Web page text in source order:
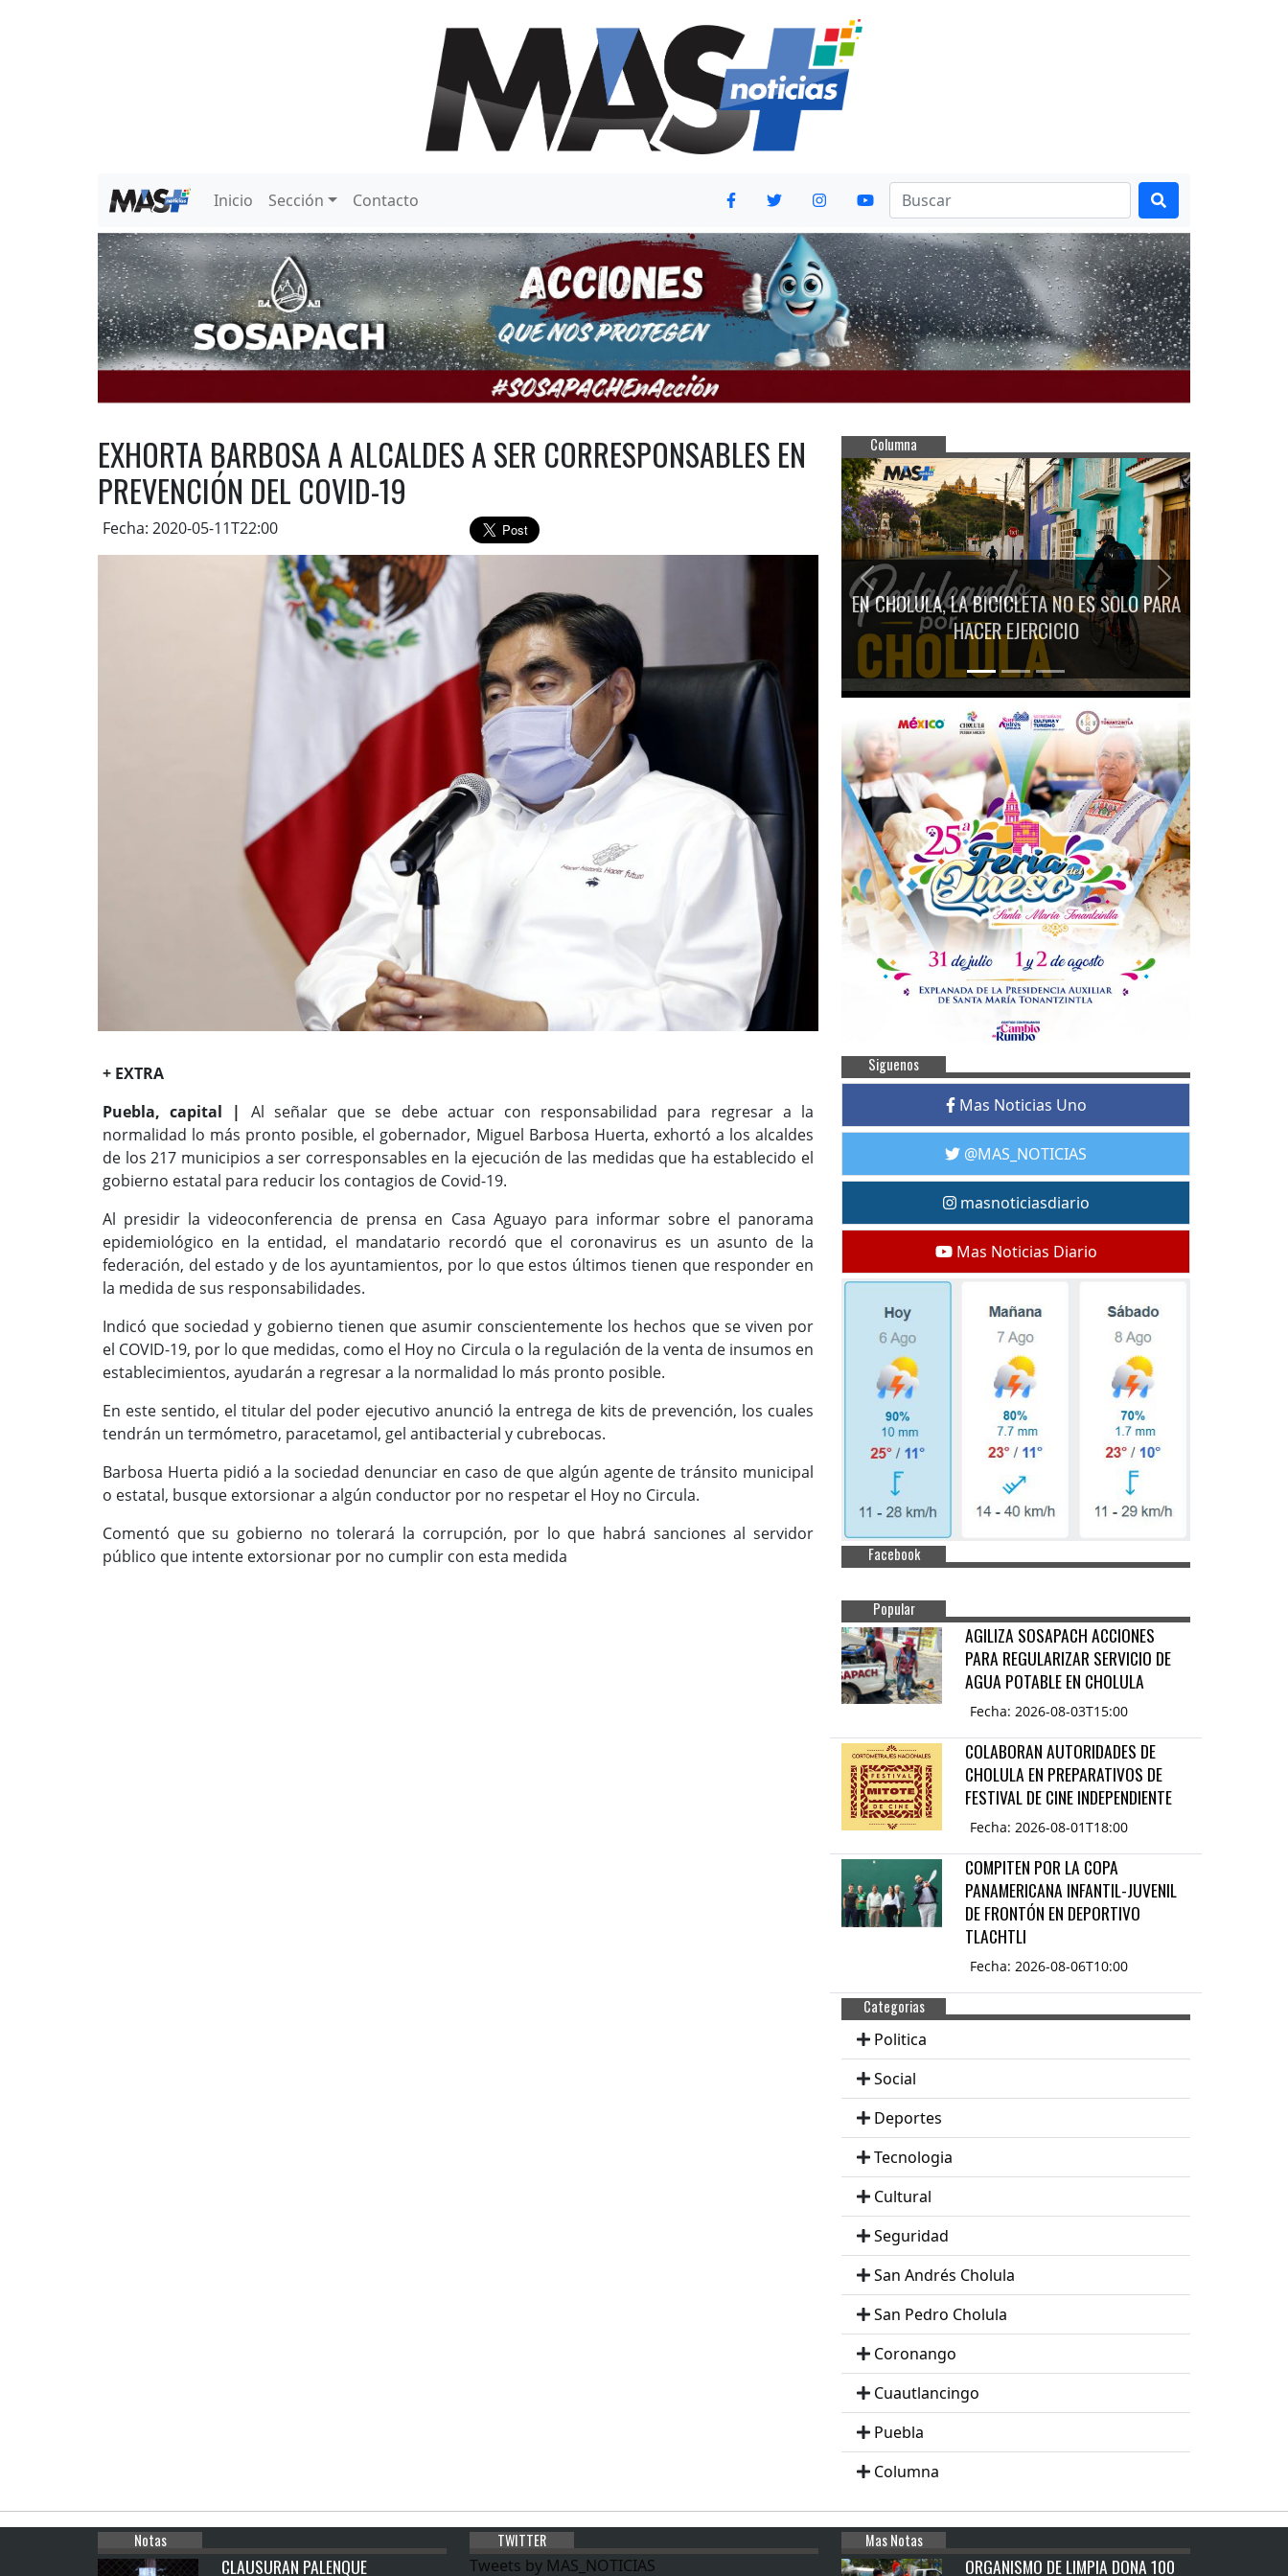
Inicio Sección Contacto
EXHORTA BARBOSA A ALCALDES A SER CORRESPONSABLES EN
PREVENCIÓN DEL COVID-19
Fecha: 2020-05-11T22:00
+ EXTRA
Puebla, capital |
Al señalar que se debe actuar con responsabilidad para regresar a la
normalidad lo más pronto posible, el gobernador, Miguel Barbosa Huerta, exhortó a los alcaldes
de los 217 municipios a ser corresponsables en la ejecución de las medidas que ha establecido el
gobierno estatal para reducir los contagios de Covid-19.
Al presidir la videoconferencia de prensa en Casa Aguayo para informar sobre el panorama
epidemiológico en la entidad, el mandatario recordó que el coronavirus es un asunto de la
federación, del estado y de los ayuntamientos, por lo que estos últimos tienen que responder en
la medida de sus responsabilidades.
Indicó que sociedad y gobierno tienen que asumir conscientemente los hechos que se viven por
el COVID-19, por lo que medidas, como el Hoy no Circula o la regulación de la venta de insumos en
establecimientos, ayudarán a regresar a la normalidad lo más pronto posible.
En este sentido, el titular del poder ejecutivo anunció la entrega de kits de prevención, los cuales
tendrán un termómetro, paracetamol, gel antibacterial y cubrebocas.
Barbosa Huerta pidió a la sociedad denunciar en caso de que algún agente de tránsito municipal
o estatal, busque extorsionar a algún conductor por no respetar el Hoy no Circula.
Comentó que su gobierno no tolerará la corrupción, por lo que habrá sanciones al servidor
público que intente extorsionar por no cumplir con esta medida
Columna
EN CHOLULA, LA BICICLETA NO ES SOLO PARA
HACER EJERCICIO
Previous Next
Siguenos
Mas Noticias Uno
@MAS_NOTICIAS
masnoticiasdiario
Mas Noticias Diario
Facebook
Popular
AGILIZA SOSAPACH ACCIONES
PARA REGULARIZAR SERVICIO DE
AGUA POTABLE EN CHOLULA
Fecha: 2026-08-03T15:00
COLABORAN AUTORIDADES DE
CHOLULA EN PREPARATIVOS DE
FESTIVAL DE CINE INDEPENDIENTE
Fecha: 2026-08-01T18:00
COMPITEN POR LA COPA
PANAMERICANA INFANTIL-JUVENIL
DE FRONTÓN EN DEPORTIVO
TLACHTLI
Fecha: 2026-08-06T10:00
Categorias
Politica
Social
Deportes
Tecnologia
Cultural
Seguridad
San Andrés Cholula
San Pedro Cholula
Coronango
Cuautlancingo
Puebla
Columna
Notas
CLAUSURAN PALENQUE
TWITTER
Tweets by MAS_NOTICIAS
Mas Notas
ORGANISMO DE LIMPIA DONA 100